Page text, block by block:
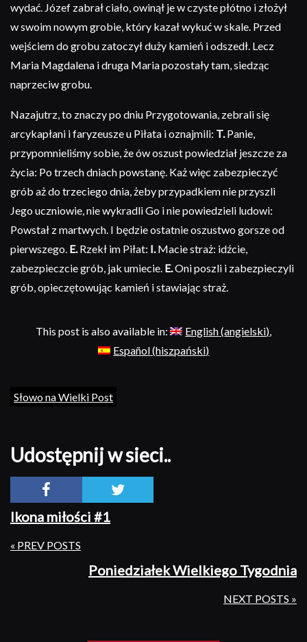
wydać. Józef zabrał ciało, owinął je w czyste płótno i złożył
w swoim nowym grobie, który kazał wykuć w skale. Przed
wejściem do grobu zatoczył duży kamień i odszedł. Lecz
Maria Magdalena i druga Maria pozostały tam, siedząc
naprzeciw grobu.
Nazajutrz, to znaczy po dniu Przygotowania, zebrali się
arcykapłani i faryzeusze u Piłata i oznajmili: T.Panie,
przypomnieliśmy sobie, że ów oszust powiedział jeszcze za
życia: Po trzech dniach powstanę. Każ więc zabezpieczyć
grób aż do trzeciego dnia, żeby przypadkiem nie przyszli
Jego uczniowie, nie wykradli Go i nie powiedzieli ludowi:
Powstał z martwych. I będzie ostatnie oszustwo gorsze od
pierwszego. E.Rzekł im Piłat: I.Macie straż: idźcie,
zabezpieczcie grób, jak umiecie. E.Oni poszli i zabezpieczyli
grób, opieczętowując kamień i stawiając straż.
This post is also available in: English(angielski)
Español(hiszpański)
Słowo na Wielki Post
Udostępnij w sieci..
Ikona miłości #1
« PREV POSTS
Poniedziałek Wielkiego Tygodnia
NEXT POSTS »